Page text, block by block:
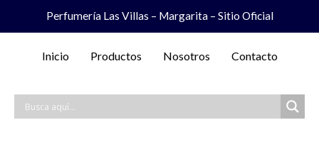
Perfumería Las Villas – Margarita – Sitio Oficial
Inicio Productos Nosotros Contacto